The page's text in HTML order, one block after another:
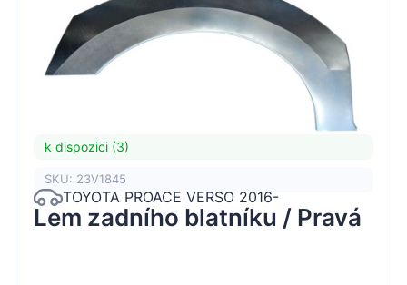
k dispozici (3)
SKU: 23V1845
TOYOTA PROACE VERSO 2016-
Lem zadního blatníku / Pravá